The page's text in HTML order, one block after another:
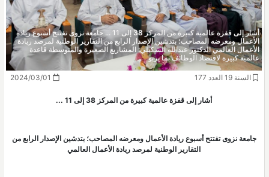
أشار إلى قفزة عالمية كبيرة من المركز 38 إلى 11 ... جامعة نزوى تفتتح أسبوع ريادة
الأعمال ومعرضه المصاحب؛ بتدشين الإصدار الرابع من التقارير الوطنية لمرصد ريادة
الأعمال العالمي الدكتور عبدالله الشكيلي: المشاريع الصغيرة والمتوسطة قاعدة
عالمية كبيرة لاقتصاد الوظائف بما يربو
السنة 19 العدد 177
أشار إلى قفزة عالمية كبيرة من المركز 38 إلى 11 ...
جامعة نزوى تفتتح أسبوع ريادة الأعمال ومعرضه المصاحب؛ بتدشين الإصدار الرابع من
التقارير الوطنية لمرصد ريادة الأعمال العالمي